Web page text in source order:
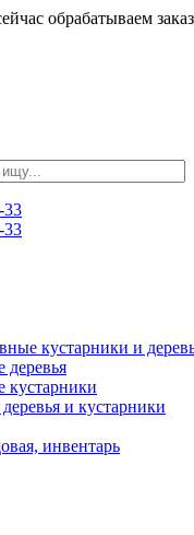
обрабатываем
33
33
кустарники и
деревья
кустарники
и кустарники
инвентарь